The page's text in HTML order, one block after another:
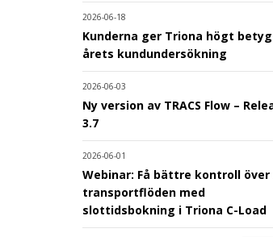
2026-06-18
Kunderna ger Triona högt
årets kundundersökning
2026-06-03
Ny version av TRACS Flow –
3.7
2026-06-01
Webinar: Få bättre kontroll över
transportflöden med
slottidsbokning i Triona C-Load